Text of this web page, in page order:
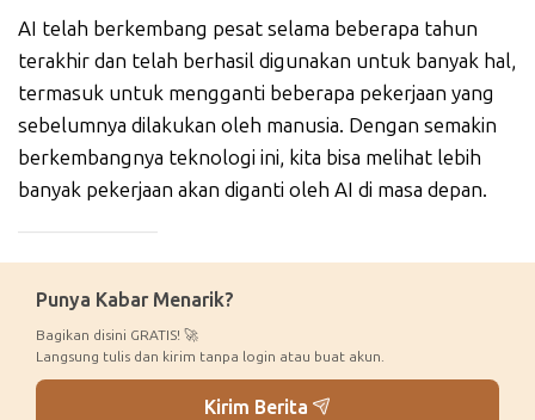
AI telah berkembang pesat selama beberapa tahun
terakhir dan telah berhasil digunakan untuk banyak hal,
termasuk untuk mengganti beberapa pekerjaan yang
sebelumnya dilakukan oleh manusia. Dengan semakin
berkembangnya teknologi ini, kita bisa melihat lebih
banyak pekerjaan akan diganti oleh AI di masa depan.
Punya Kabar Menarik?
Bagikan disini GRATIS! 🚀
Langsung tulis dan kirim tanpa login atau buat akun.
Kirim Berita